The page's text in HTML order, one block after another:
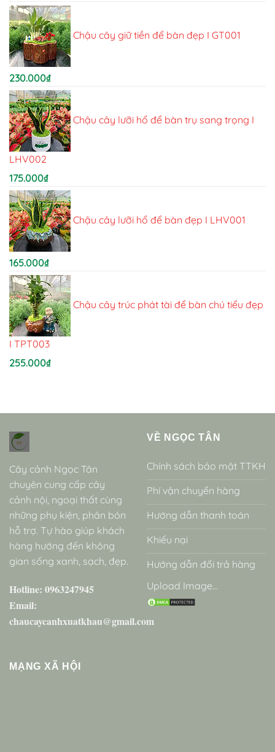
Chậu cây giữ tiền để bàn đẹp I GT001
230.000₫
Chậu cây lưỡi hổ để bàn trụ sang trọng I
LHV002
175.000₫
Chậu cây lưỡi hổ để bàn đẹp I LHV001
165.000₫
Chậu cây trúc phát tài để bàn chú tiểu đẹp
I TPT003
255.000₫
Cây cảnh Ngọc Tân
chuyên cung cấp cây
cảnh nội, ngoại thất cùng
những phụ kiện, phân bón
hỗ trợ. Tự hào giúp khách
hàng hướng đến không
gian sống xanh, sạch, đẹp.
Hotline: 0963247945
Email:
chaucaycanhxuatkhau@gmail.com
VỀ NGỌC TÂN
Chính sách bảo mật TTKH
Phí vận chuyển hàng
Hướng dẫn thanh toán
Khiếu nại
Hướng dẫn đổi trả hàng
Upload Image...
MẠNG XÃ HỘI